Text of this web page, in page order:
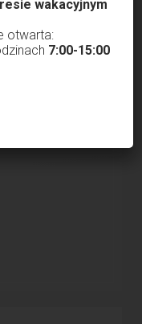
wakacyjnym
otwarta:
7:00-15:00